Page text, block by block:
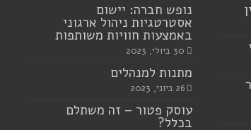
נופש חברה: יישום
אסטרטגיות ניהול ארגוני
באמצעות חוויות משותפות
30 ביולי, 2023
מתנות למנהלים
26 ביוני, 2023
עוסק פטור – זה משתלם
בכלל?